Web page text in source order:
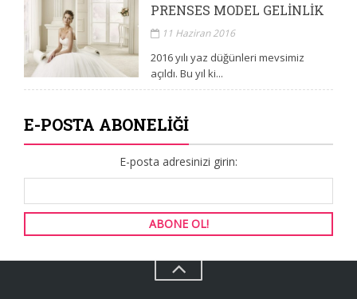
PRENSES MODEL GELINLIK
11 Haziran 2016
2016 yılı yaz düğünleri mevsimiz
açıldı. Bu yıl ki...
E-POSTA ABONELIĞI
E-posta adresinizi girin: